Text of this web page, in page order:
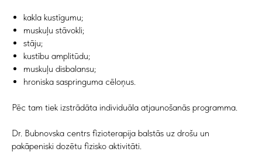
kakla kustīgumu;
muskuļu stāvokli;
stāju;
kustību amplitūdu;
muskuļu disbalansu;
hroniska saspringuma cēloņus.
Pēc tam tiek izstrādāta individuāla atjaunošanās programma.
Dr. Bubnovska centrs fizioterapija balstās uz drošu un
pakāpeniski dozētu fizisko aktivitāti.